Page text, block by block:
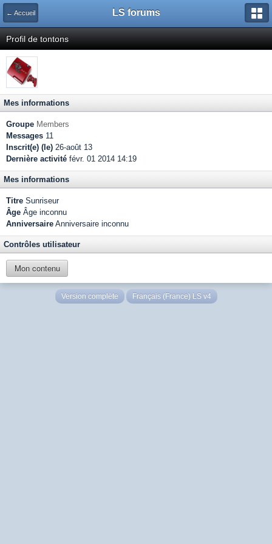
← Accueil LS forums
Profil de tontons
Mes informations
Groupe Members
Messages 11
Inscrit(e) (le) 26-août 13
Dernière activité févr. 01 2014 14:19
Mes informations
Titre Sunriseur
Âge Âge inconnu
Anniversaire Anniversaire inconnu
Contrôles utilisateur
Mon contenu
Version complète Français (France) LS v4